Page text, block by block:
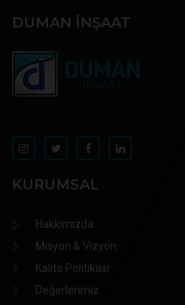
DUMAN İNŞAAT
KURUMSAL
Hakkımızda
Misyon & Vizyon
Kalite Politikası
Değerlerimiz